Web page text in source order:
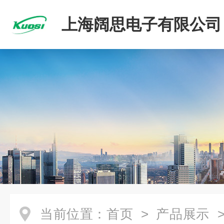
上海阔思电子有限公司
当前位置： 首页 > 产品展示